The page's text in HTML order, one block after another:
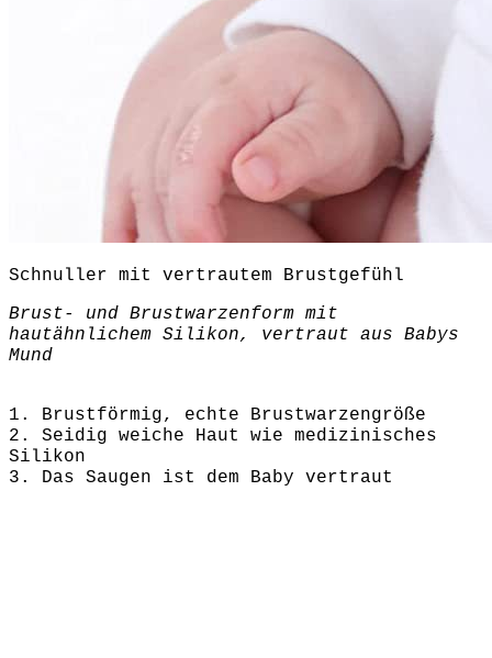
Schnuller mit vertrautem Brustgefühl
Brust- und Brustwarzenform mit
hautähnlichem Silikon, vertraut aus Babys
Mund
1. Brustförmig, echte Brustwarzengröße
2. Seidig weiche Haut wie medizinisches
Silikon
3. Das Saugen ist dem Baby vertraut